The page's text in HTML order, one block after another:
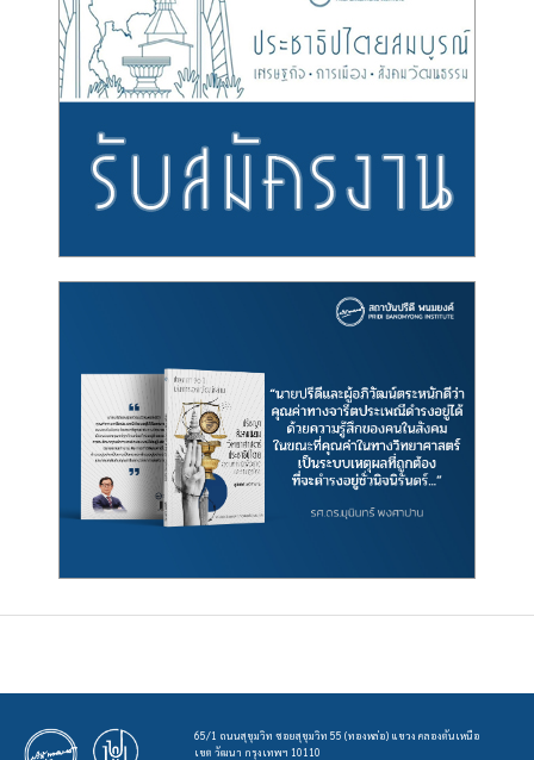
65/1 ถนนสุขุมวิท ซอยสุขุมวิท 55 (ทองหล่อ) แขวง คลองตันเหนือ
เขต วัฒนา กรุงเทพฯ 10110